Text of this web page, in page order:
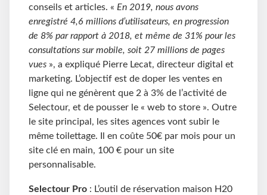
conseils et articles. « En 2019, nous avons
enregistré 4,6 millions d’utilisateurs, en progression
de 8% par rapport à 2018, et même de 31% pour les
consultations sur mobile, soit 27 millions de pages
vues », a expliqué Pierre Lecat, directeur digital et
marketing. L’objectif est de doper les ventes en
ligne qui ne génèrent que 2 à 3% de l’activité de
Selectour, et de pousser le « web to store ». Outre
le site principal, les sites agences vont subir le
même toilettage. Il en coûte 50€ par mois pour un
site clé en main, 100 € pour un site
personnalisable.
Selectour Pro : L’outil de réservation maison H20